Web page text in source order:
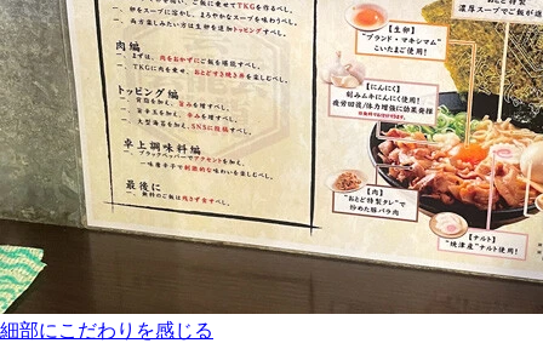
細部にこだわりを感じる